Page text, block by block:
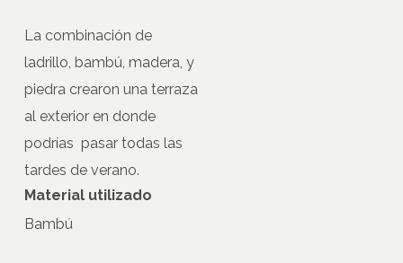
La combinación de
ladrillo, bambú, madera, y
piedra crearon una terraza
al exterior en donde
podrías pasar todas las
tardes de verano.
Material utilizado
Bambú